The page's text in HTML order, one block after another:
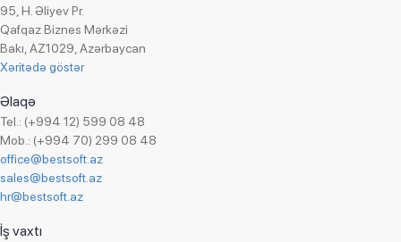
95, H. Əliyev Pr.
Qafqaz Biznes Mərkəzi
Bakı, AZ1029, Azərbaycan
Xəritədə göstər
Əlaqə
Tel.: (+994 12) 599 08 48
Mob.: (+994 70) 299 08 48
office@bestsoft.az
sales@bestsoft.az
hr@bestsoft.az
İş vaxtı